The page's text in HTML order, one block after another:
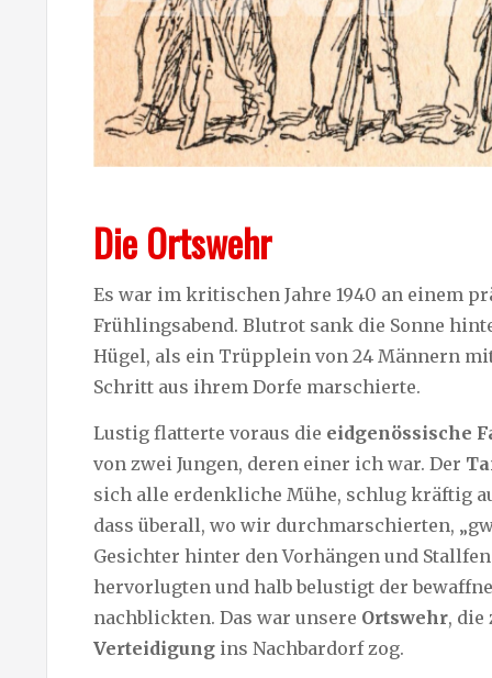
Die Ortswehr
Es war im kritischen Jahre 1940 an einem
Frühlingsabend. Blutrot sank die Sonne
Hügel, als ein Trüpplein von 24 Männern
Schritt aus ihrem Dorfe marschierte.
Lustig flatterte voraus die eidgenössische
von zwei Jungen, deren einer ich war. Der
sich alle erdenkliche Mühe, schlug kräftig
dass überall, wo wir durchmarschierten,
Gesichter hinter den Vorhängen und
hervorlugten und halb belustigt der
nachblickten. Das war unsere Ortswehr, die
Verteidigung ins Nachbardorf zog.